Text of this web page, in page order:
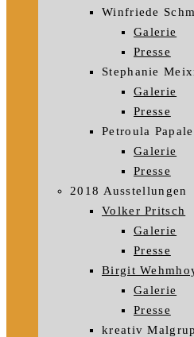
Winfriede
Galerie
Presse
Stephanie
Galerie
Presse
Petroula
Galerie
Presse
2018 Ausstellungen
Volker Pritsch
Galerie
Presse
Birgit
Galerie
Presse
kreativ